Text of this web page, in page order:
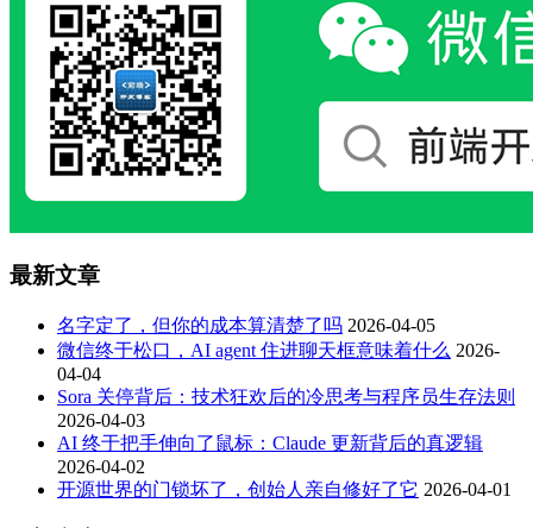
最新文章
名字定了，但你的成本算清楚了吗 2026-04-05
微信终于松口，AI agent 住进聊天框意味着什么 2026-
04-04
Sora 关停背后：技术狂欢后的冷思考与程序员生存法则
2026-04-03
AI 终于把手伸向了鼠标：Claude 更新背后的真逻辑
2026-04-02
开源世界的门锁坏了，创始人亲自修好了它 2026-04-01